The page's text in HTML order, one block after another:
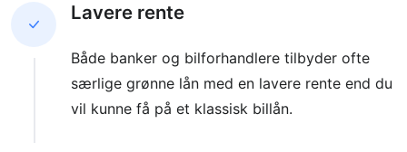
Lavere rente
Både banker og bilforhandlere tilbyder ofte
særlige grønne lån med en lavere rente end du
vil kunne få på et klassisk billån.